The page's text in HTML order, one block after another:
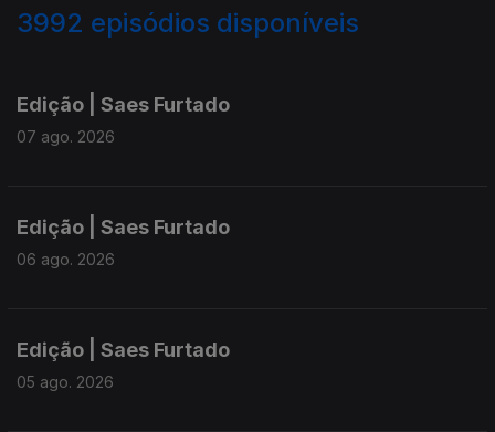
3992 episódios disponíveis
Edição | Saes Furtado
07 ago. 2026
Edição | Saes Furtado
06 ago. 2026
Edição | Saes Furtado
05 ago. 2026